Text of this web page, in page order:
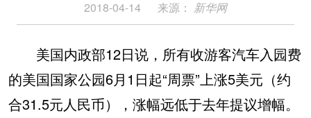
2018-04-14 来源： 新华网
美国内政部12日说，所有收游客汽车入园费
的美国国家公园6月1日起“周票”上涨5美元（约
合31.5元人民币），涨幅远低于去年提议增幅。